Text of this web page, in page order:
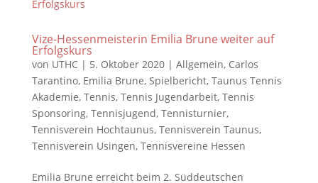
Vize-Hessenmeisterin Emilia Brune weiter auf
Erfolgskurs
von UTHC| 5. Oktober 2020| Allgemein, Carlos
Tarantino, Emilia Brune, Spielbericht, Taunus Tennis
Akademie, Tennis, Tennis Jugendarbeit, Tennis
Sponsoring, Tennisjugend, Tennisturnier,
Tennisverein Hochtaunus, Tennisverein Taunus,
Tennisverein Usingen, Tennisvereine Hessen
Emilia Brune erreicht beim 2. Süddeutschen